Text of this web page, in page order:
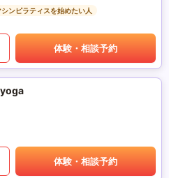
シンピラティスを始めたい人
体験・相談予約
体験・相談予約